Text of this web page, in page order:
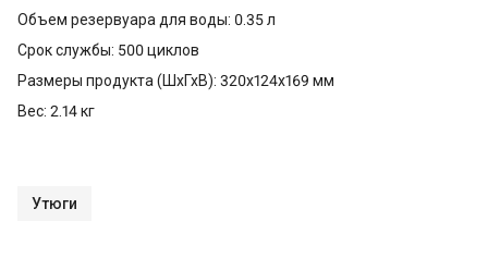
Объем резервуара для воды: 0.35 л
Срок службы: 500 циклов
Размеры продукта (ШхГхВ): 320x124x169 мм
Вес: 2.14 кг
Утюги